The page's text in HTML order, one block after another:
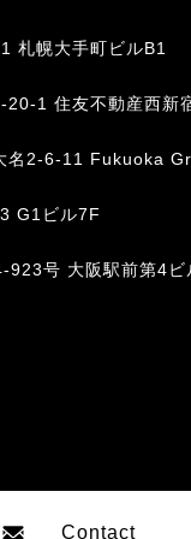
札幌大手町ビルB1
1 住友不動産西新
名2-6-11 Fukuoka
G1ビル7F
号 大阪駅前第4ビ
Contact